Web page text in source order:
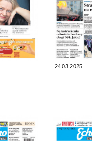
24.03.2025